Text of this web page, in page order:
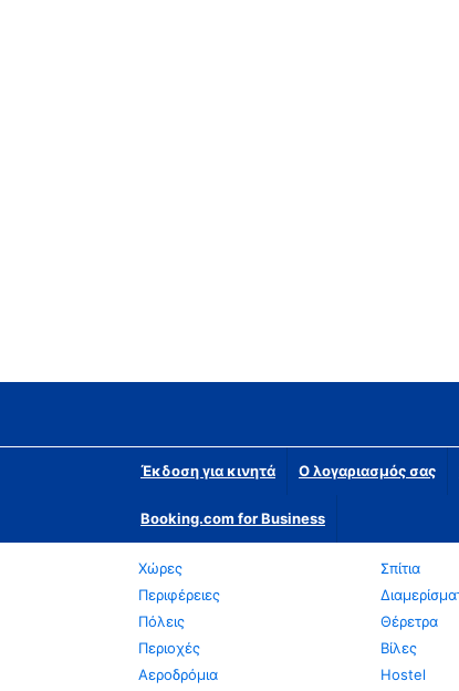
Έκδοση για κινητά Ο λογαριασμός σας
Booking.com for Business
Χώρες
Περιφέρειες
Πόλεις
Περιοχές
Αεροδρόμια
Σπίτια
Θέρετρα
Βίλες
Hostel